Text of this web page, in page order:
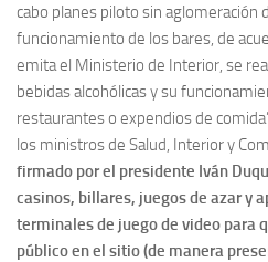
cabo planes piloto sin aglomeración
funcionamiento de los bares, de
emita el Ministerio de Interior, se
bebidas alcohólicas y su
restaurantes o expendios de
los ministros de Salud, Interior y
firmado por el presidente Iván
casinos, billares, juegos de azar y
terminales de juego de video para
público en el sitio (de manera